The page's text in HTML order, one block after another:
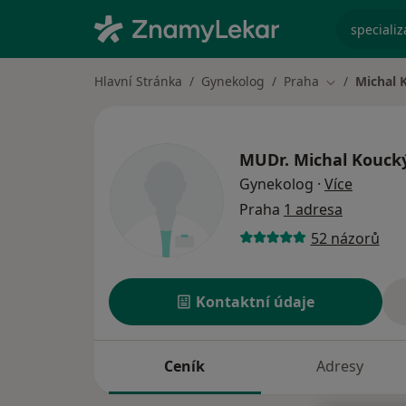
Hlavní Stránka Gynekolog Praha Změna města
Michal
MUDr. Michal
Gynekolog · Více
Praha 1 adresa
52 názorů
Kontaktní údaje
Ceník Adresy